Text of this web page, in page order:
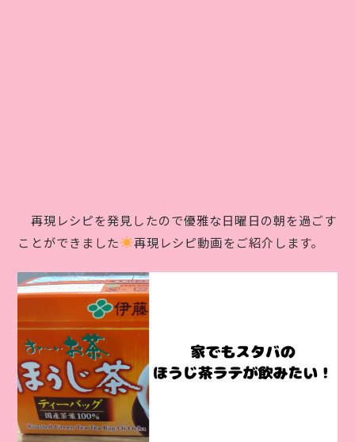
再現レシピを発見したので優雅な日曜日の朝を過ごす
ことができました
再現レシピ動画をご紹介します。